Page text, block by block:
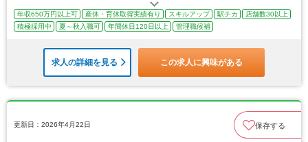
年収650万円以上可 産休・育休取得実績有り スキルアップ 駅チカ
店舗数30以上
積極採用中
夏～秋入職可 年間休日120日以上 管理職候補
求人の詳細を見る この求人に興味がある
更新日：2026年4月22日 保存する